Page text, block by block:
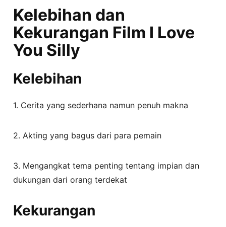
Kelebihan dan
Kekurangan Film I Love
You Silly
Kelebihan
1. Cerita yang sederhana namun penuh makna
2. Akting yang bagus dari para pemain
3. Mengangkat tema penting tentang impian dan
dukungan dari orang terdekat
Kekurangan